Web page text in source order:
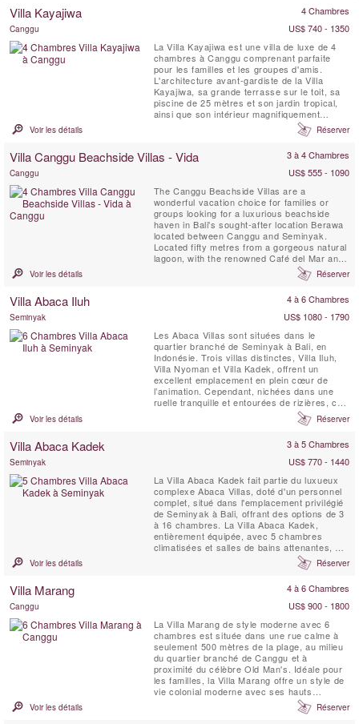
souhaitant découvrir le vrai Bali dans un luxe
Villa Kayajiwa 4 Chambres
Canggu
US$ 740 - 1350
La Villa Kayajiwa est une villa de luxe de 4
chambres à Canggu comprenant parfaite
pour les familles et les groupes d'amis.
L'architecture avant-gardiste de la Villa
Kayajiwa, sa grande terrasse sur le toit, sa
piscine de 25 mètres et son jardin tropical,
ainsi que son intérieur magnifiquement
conçu, sa salle de karaoké spécialement
conçue et son personnel amical, en font un
calme de Batu Bolong, un quartier très
Voir les détails Réserver
Villa Canggu Beachside Villas - Vida 3 à 4 Chambres
Canggu
US$ 555 - 1090
The Canggu Beachside Villas are a
wonderful vacation choice for families or
groups looking for a luxurious beachside
haven in Bali's sought-after location Berawa
located between Canggu and Seminyak.
Located fifty metres from a gorgeous natural
lagoon, with the renowned Café del Mar and
Lalaguna just a 100 m stroll from your front
door, the three villas have been designed to
own unique character. Five-bedroomed Villa
Voir les détails Réserver
Villa Abaca Iluh 4 à 6 Chambres
Seminyak
US$ 1080 - 1790
Les Abaca Villas sont situées dans le
quartier branché de Seminyak à Bali, en
Indonésie. Trois villas distinctes, Villa Iluh,
Villa Nyoman et Villa Kadek, offrent un
excellent emplacement en plein cœur de
l’animation. Cependant, nichées dans une
ruelle tranquille et entourées de rizières, ces
villas garantissent une atmosphère paisible
et reposante. Certains des meilleurs
à quelques pas des Abaca Villas.
Voir les détails Réserver
Villa Abaca Kadek 3 à 5 Chambres
Seminyak
US$ 770 - 1440
La Villa Abaca Kadek fait partie du luxueux
complexe Abaca Villas, doté d'un personnel
complet, situé dans l'emplacement privilégié
de Seminyak à Bali, offrant des options de 3
à 16 chambres. La Villa Abaca Kadek,
entièrement équipée, avec 5 chambres
climatisées et salles de bains attenantes, est
une retraite de luxe sur 2 étages avec une
conception architecturale époustouflante et
espace de vie décloisonné bénéficie d'une...
Voir les détails Réserver
Villa Marang 4 à 6 Chambres
Canggu
US$ 900 - 1800
La Villa Marang de style moderne avec 6
chambres est située dans une rue calme à
seulement 500 mètres de la plage, au milieu
du quartier branché de Canggu et à
proximité du célèbre Old Man's. Idéale pour
les familles, la Villa Marang offre un style de
vie colonial moderne avec ses hauts
plafonds, sa piscine privée de 18 mètres, sa
salle de sport entièrement équipée et son
Voir les détails Réserver